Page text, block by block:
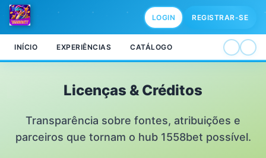
LOGIN REGISTRAR-SE
INÍCIO EXPERIÊNCIAS CATÁLOGO
Licenças & Créditos
Transparência sobre fontes, atribuições e
parceiros que tornam o hub 1558bet possível.